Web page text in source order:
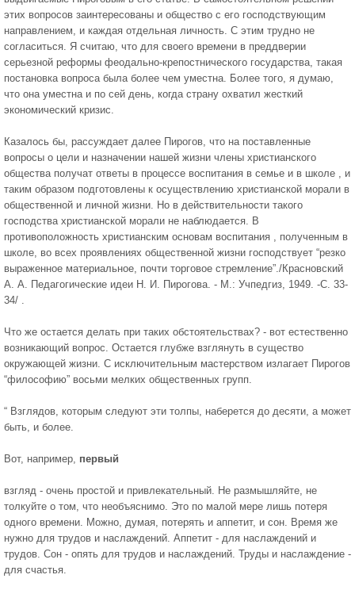
этих вопросов заинтересованы и общество с его господствующим
направлением, и каждая отдельная личность. С этим трудно не
согласиться. Я считаю, что для своего времени в преддверии
серьезной реформы феодально-крепостнического государства, такая
постановка вопроса была более чем уместна. Более того, я думаю,
что она уместна и по сей день, когда страну охватил жесткий
экономический кризис.
Казалось бы, рассуждает далее Пирогов, что на поставленные
вопросы о цели и назначении нашей жизни члены христианского
общества получат ответы в процессе воспитания в семье и в школе , и
таким образом подготовлены к осуществлению христианской морали в
общественной и личной жизни. Но в действительности такого
господства христианской морали не наблюдается. В
противоположность христианским основам воспитания , полученным в
школе, во всех проявлениях общественной жизни господствует “резко
выраженное материальное, почти торговое стремление”./Красновский
А. А. Педагогические идеи Н. И. Пирогова. - М.: Учпедгиз, 1949. -C. 33-
34/ .
Что же остается делать при таких обстоятельствах? - вот естественно
возникающий вопрос. Остается глубже взглянуть в существо
окружающей жизни. С исключительным мастерством излагает Пирогов
“философию” восьми мелких общественных групп.
“ Взглядов, которым следуют эти толпы, наберется до десяти, а может
быть, и более.
Вот, например, первый
взгляд - очень простой и привлекательный. Не размышляйте, не
толкуйте о том, что необъяснимо. Это по малой мере лишь потеря
одного времени. Можно, думая, потерять и аппетит, и сон. Время же
нужно для трудов и наслаждений. Аппетит - для наслаждений и
трудов. Сон - опять для трудов и наслаждений. Труды и наслаждение -
для счастья.